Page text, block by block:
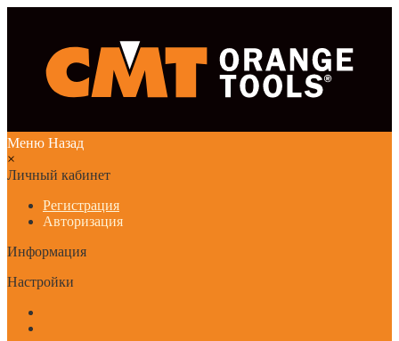
Меню Назад
×
Личный кабинет
Регистрация
Авторизация
Информация
Настройки